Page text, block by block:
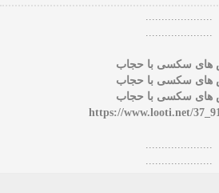
.....................
.....................
سکسی با حجاب
سکسی با حجاب
سکسی با حجاب
https://www.looti.net/
.....................
.....................